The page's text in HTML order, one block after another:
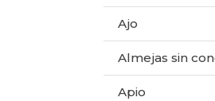
Ajo
Almejas sin
Apio